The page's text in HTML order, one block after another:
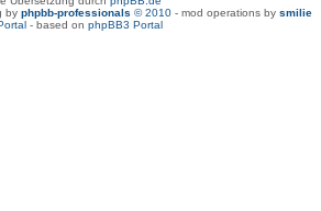
by phpbb-professionals © 2010 - mod operations by smilie
- based on phpBB3 Portal